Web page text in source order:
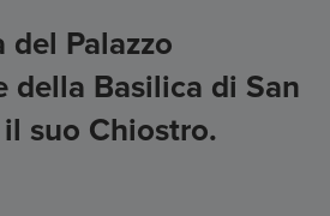
Palazzo
della Basilica di San
suo Chiostro.